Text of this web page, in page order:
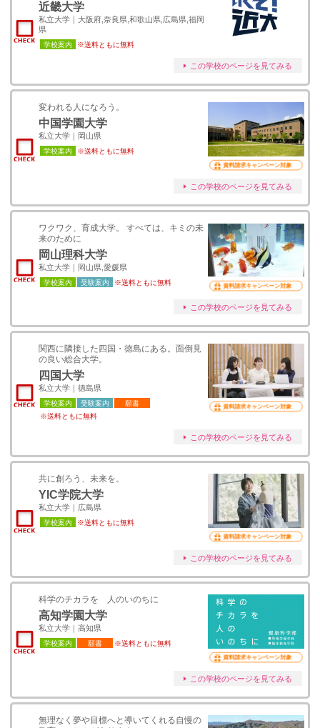
近畿大学
私立大学｜大阪府,奈良県,和歌山県,広島県,福岡
県
学校案内 ※送料ともに無料
この学校のページを見てみる
変われる人になろう。
中国学園大学
私立大学｜岡山県
学校案内 ※送料ともに無料
資料請求キャンペーン対象
この学校のページを見てみる
ワクワク、育成大学。 すべては、キミの未
来のために
岡山理科大学
私立大学｜岡山県,愛媛県
学校案内 受験案内 ※送料ともに無料 資料請求キャンペーン対象
この学校のページを見てみる
関西に隣接した四国・徳島にある。面倒見
の良い総合大学。
四国大学
私立大学｜徳島県
学校案内 受験案内
願書
※送料ともに無料
資料請求キャンペーン対象
この学校のページを見てみる
共に創ろう、未来を。
YIC学院大学
私立大学｜広島県
学校案内 ※送料ともに無料
資料請求キャンペーン対象
この学校のページを見てみる
科学のチカラを 人のいのちに
高知学園大学
私立大学｜高知県
学校案内 願書 ※送料ともに無料
資料請求キャンペーン対象
この学校のページを見てみる
無理なく夢や目標へと導いてくれる自慢の